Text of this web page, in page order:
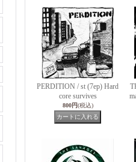
PERDITION / st (7ep) Hard
core survives
800円(税込)